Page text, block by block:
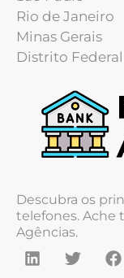
Rio de Janeiro
Minas Gerais
Distrito Federal
Descubra os
telefones. Ache
Agências.